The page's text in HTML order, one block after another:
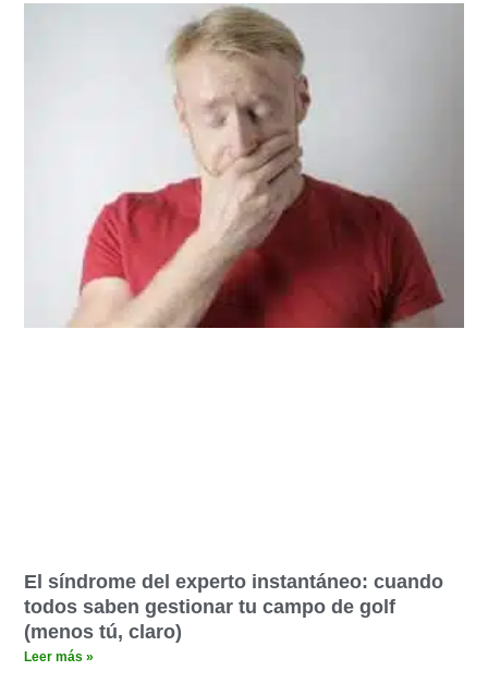
El síndrome del experto instantáneo: cuando
todos saben gestionar tu campo de golf
(menos tú, claro)
Leer más »